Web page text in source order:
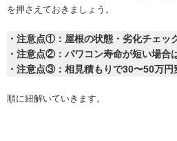
を押さえておきましょう。
・注意点①：屋根の状態・劣化チェッ
・注意点②：パワコン寿命が短い場合
・注意点③：相見積もりで30〜50万
順に紐解いていきます。